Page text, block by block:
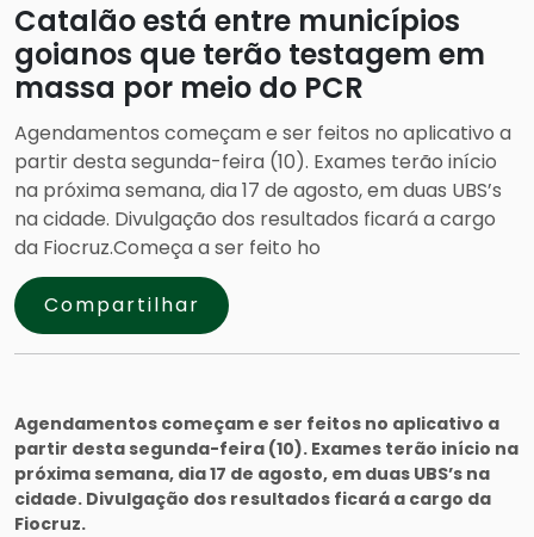
Catalão está entre municípios
goianos que terão testagem em
massa por meio do PCR
Agendamentos começam e ser feitos no aplicativo a
partir desta segunda-feira (10). Exames terão início
na próxima semana, dia 17 de agosto, em duas UBS’s
na cidade. Divulgação dos resultados ficará a cargo
da Fiocruz.Começa a ser feito ho
Compartilhar
Agendamentos começam e ser feitos no aplicativo a
partir desta segunda-feira (10). Exames terão início na
próxima semana, dia 17 de agosto, em duas UBS’s na
cidade. Divulgação dos resultados ficará a cargo da
Fiocruz.